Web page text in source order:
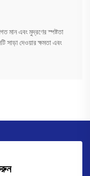
মান এবং মুদ্রণের স্পষ্টতা
সাড়া দেওয়ার ক্ষমতা এবং